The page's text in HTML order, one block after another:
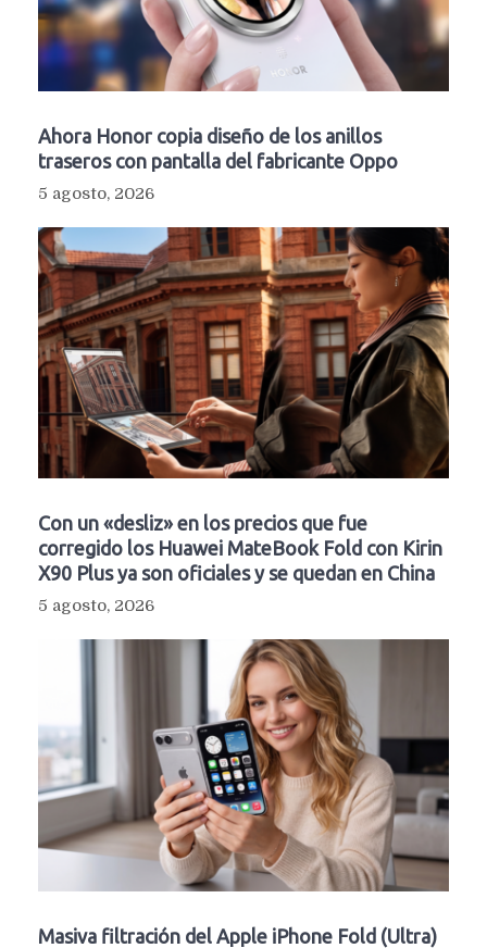
Ahora Honor copia diseño de los anillos
traseros con pantalla del fabricante Oppo
5 agosto, 2026
Con un «desliz» en los precios que fue
corregido los Huawei MateBook Fold con Kirin
X90 Plus ya son oficiales y se quedan en China
5 agosto, 2026
Masiva filtración del Apple iPhone Fold (Ultra)